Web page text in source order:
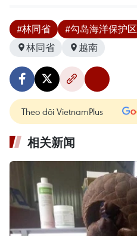
#林同省 #勾岛海洋保护区
林同省
越南
Theo dõi VietnamPlus
相关新闻